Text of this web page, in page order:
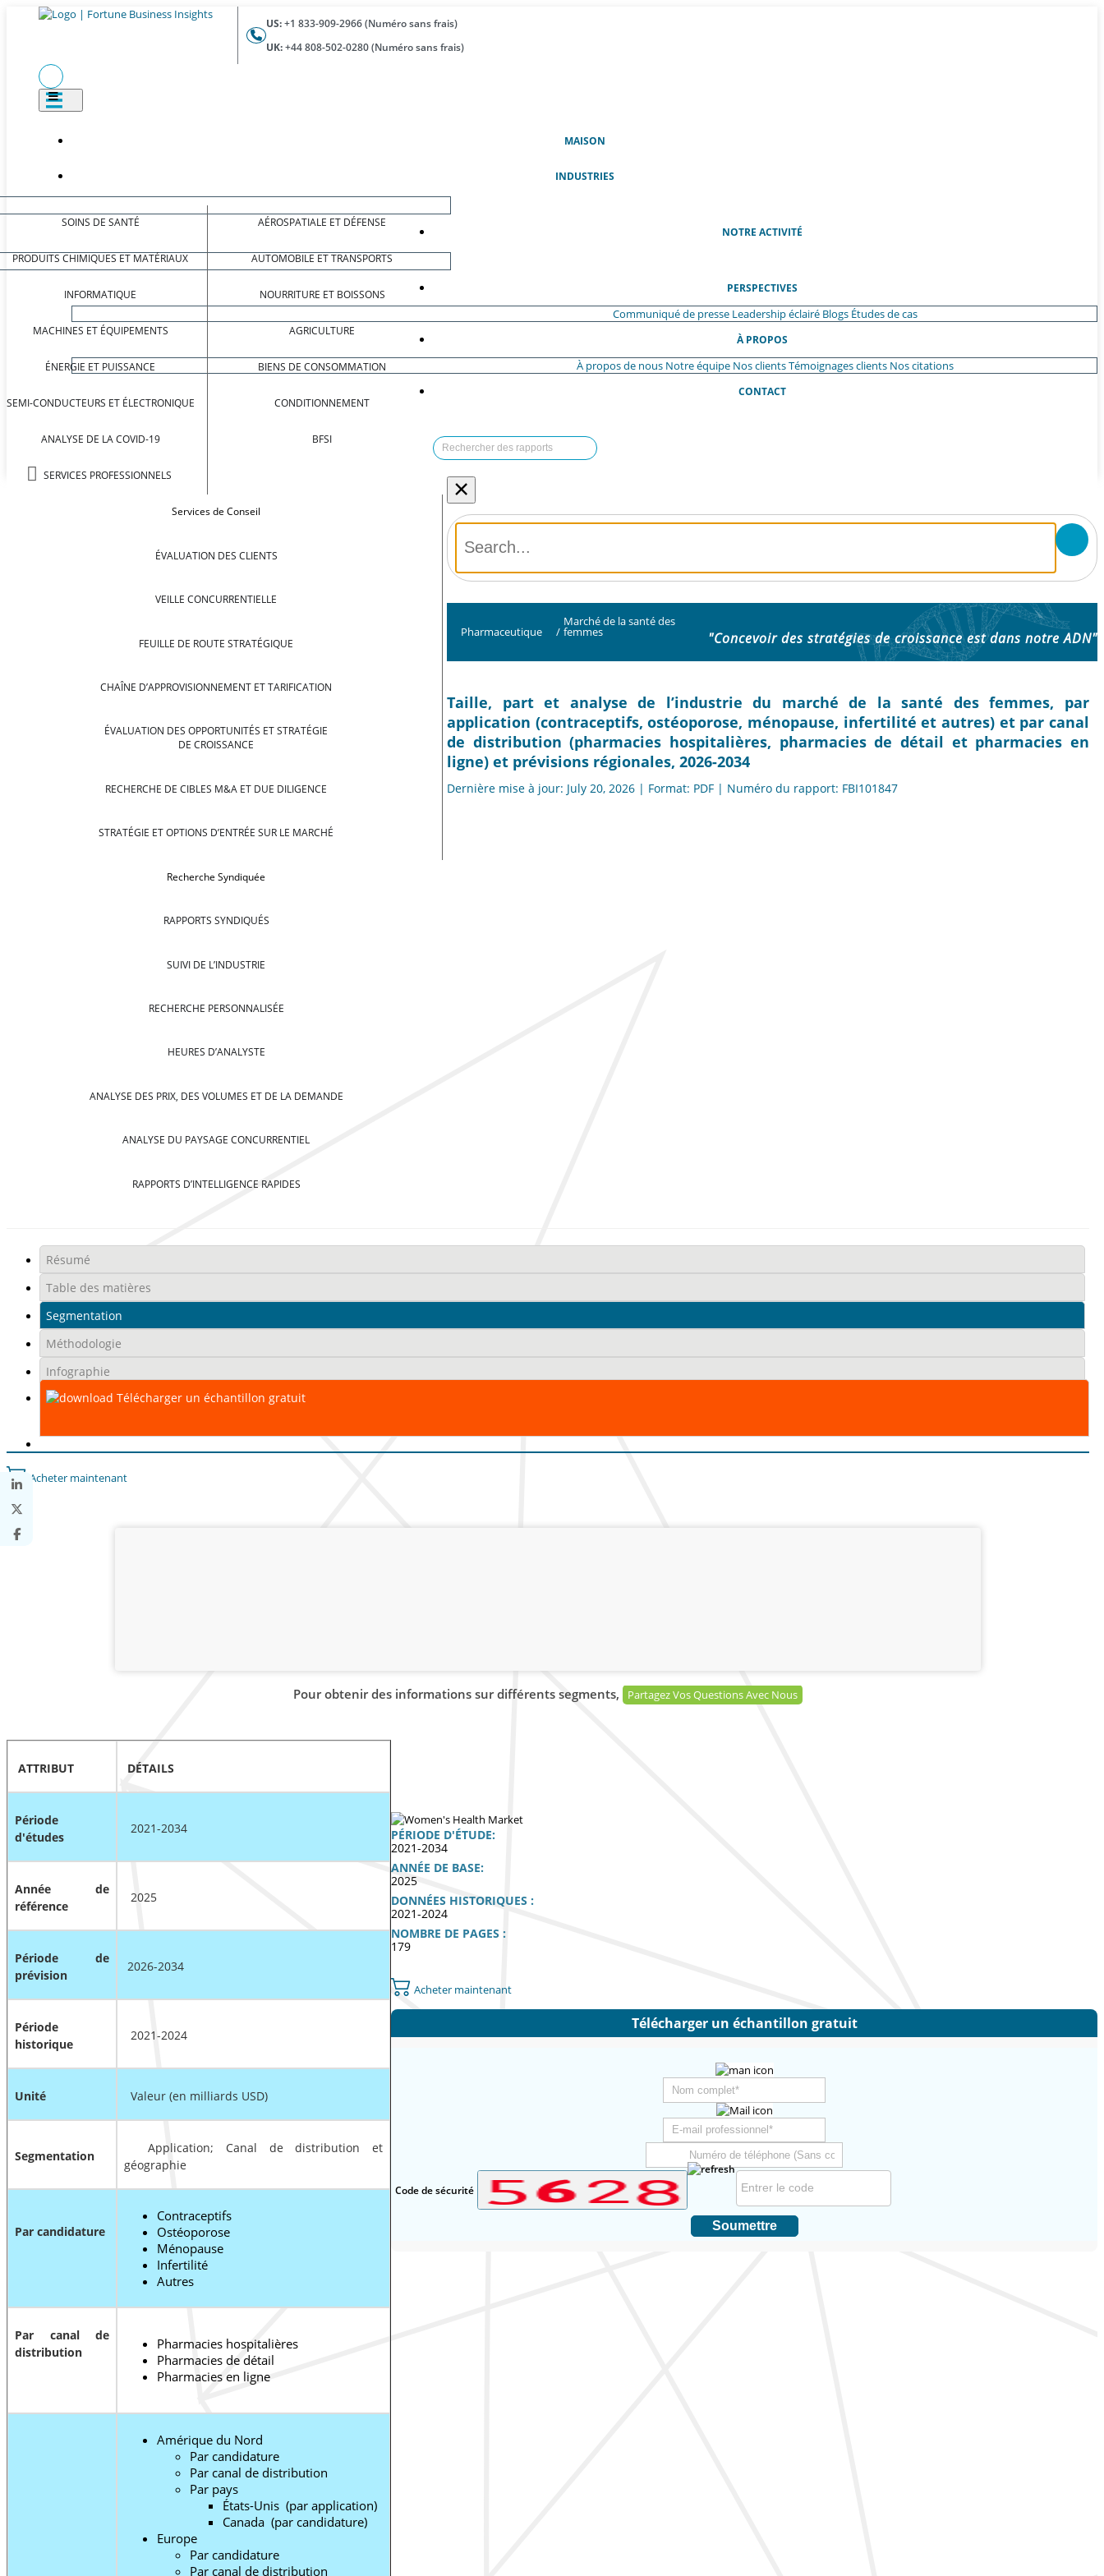
US:+1 833-909-2966 (Numéro sans frais)
UK:+44 808-502-0280 (Numéro sans frais)
MAISON(ACTUEL)
INDUSTRIES
SOINS DE SANTÉ
PRODUITS CHIMIQUES ET MATÉRIAUX
INFORMATIQUE
MACHINES ET ÉQUIPEMENTS
ÉNERGIE ET PUISSANCE
SEMI-CONDUCTEURS ET ÉLECTRONIQUE
ANALYSE DE LA COVID-19
SERVICES PROFESSIONNELS
AÉROSPATIALE ET DÉFENSE
AUTOMOBILE ET TRANSPORTS
NOURRITURE ET BOISSONS
AGRICULTURE
BIENS DE CONSOMMATION
CONDITIONNEMENT
BFSI
NOTRE ACTIVITÉ
Services de Conseil
ÉVALUATION DES CLIENTS
VEILLE CONCURRENTIELLE
FEUILLE DE ROUTE STRATÉGIQUE
CHAÎNE D’APPROVISIONNEMENT ET TARIFICATION
ÉVALUATION DES OPPORTUNITÉS ET STRATÉGIE
DE CROISSANCE
RECHERCHE DE CIBLES M&A ET DUE DILIGENCE
STRATÉGIE ET OPTIONS D’ENTRÉE SUR LE MARCHÉ
Recherche Syndiquée
RAPPORTS SYNDIQUÉS
SUIVI DE L’INDUSTRIE
RECHERCHE PERSONNALISÉE
HEURES D’ANALYSTE
ANALYSE DES PRIX, DES VOLUMES ET DE LA DEMANDE
ANALYSE DU PAYSAGE CONCURRENTIEL
RAPPORTS D’INTELLIGENCE RAPIDES
PERSPECTIVES
Communiqué de presse Leadership éclairé Blogs Études de cas
À PROPOS
À propos de nous Notre équipe Nos clientsTémoignages clients Nos citations
CONTACT
×
Pharmaceutique /
Marché de la santé des
femmes "Concevoir des stratégies de croissance est dans notre ADN"
Taille, part et analyse de l’industrie du marché de la santé des femmes, par
application (contraceptifs, ostéoporose, ménopause, infertilité et autres) et par canal
de distribution (pharmacies hospitalières, pharmacies de détail et pharmacies en
ligne) et prévisions régionales, 2026-2034
Dernière mise à jour: July 20, 2026 | Format: PDF | Numéro du rapport: FBI101847
Résumé
Table des matières
Segmentation
Méthodologie
Infographie
Télécharger un échantillon gratuit
Acheter maintenant
Pour obtenir des informations sur différents segments, Partagez Vos Questions Avec Nous
ATTRIBUT DÉTAILS
Période
d'études
2021-2034
Année de
référence
2025
Période de
prévision
2026-2034
Période
historique
2021-2024
Unité Valeur (en milliards USD)
Segmentation
Application; Canal de distribution et
géographie
Par candidature
Contraceptifs
Ostéoporose
Ménopause
Infertilité
Autres
Par canal de
distribution
Pharmacies hospitalières
Pharmacies de détail
Pharmacies en ligne
Amérique du Nord
Par candidature
Par canal de distribution
Par pays
États-Unis (par application)
Canada (par candidature)
Europe
Par candidature
Par canal de distribution
PÉRIODE D'ÉTUDE:
2021-2034
ANNÉE DE BASE:
2025
DONNÉES HISTORIQUES :
2021-2024
NOMBRE DE PAGES :
179
Acheter maintenant
Télécharger un échantillon gratuit
Code de sécurité
Soumettre